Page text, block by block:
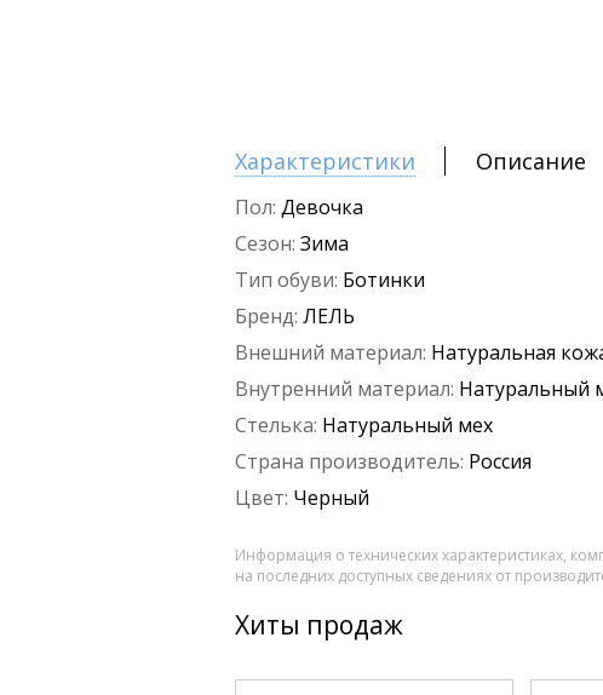
Характеристики Описание
Пол: Девочка
Сезон: Зима
Тип обуви: Ботинки
Бренд: ЛЕЛЬ
Внешний материал: Натуральная
Внутренний материал: Натуральный
Стелька: Натуральный мех
Страна производитель: Россия
Цвет: Черный
Информация о технических характеристиках,
на последних доступных сведениях от
Хиты продаж